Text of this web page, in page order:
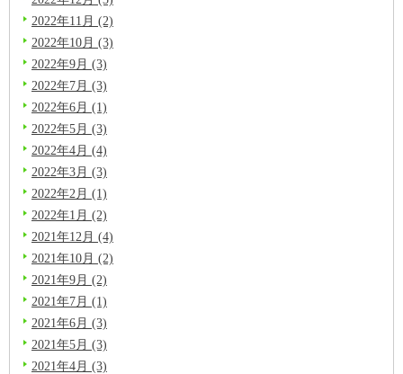
2022年11月 (2)
2022年10月 (3)
2022年9月 (3)
2022年7月 (3)
2022年6月 (1)
2022年5月 (3)
2022年4月 (4)
2022年3月 (3)
2022年2月 (1)
2022年1月 (2)
2021年12月 (4)
2021年10月 (2)
2021年9月 (2)
2021年7月 (1)
2021年6月 (3)
2021年5月 (3)
2021年4月 (3)